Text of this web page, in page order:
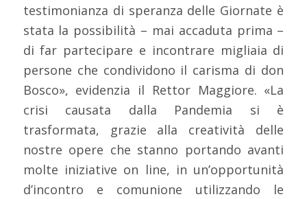
testimonianza di speranza delle Giornate è
stata la possibilità – mai accaduta prima –
di far partecipare e incontrare migliaia di
persone che condividono il carisma di don
Bosco», evidenzia il Rettor Maggiore. «La
crisi causata dalla Pandemia si è
trasformata, grazie alla creatività delle
nostre opere che stanno portando avanti
molte iniziative on line, in un’opportunità
d’incontro e comunione utilizzando le